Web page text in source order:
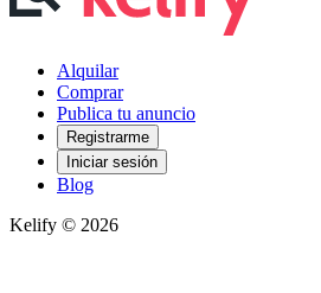
Alquilar
Comprar
Publica tu anuncio
Registrarme
Iniciar sesión
Blog
Kelify © 2026